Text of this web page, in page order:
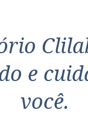
e
você.